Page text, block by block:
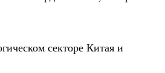
секторе Китая и